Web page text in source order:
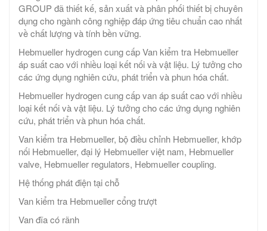
GROUP đã thiết kế, sản xuất và phân phối thiết bị chuyên
dụng cho ngành công nghiệp đáp ứng tiêu chuẩn cao nhất
về chất lượng và tính bền vững.
Hebmueller hydrogen cung cấp Van kiểm tra Hebmueller
áp suất cao với nhiều loại kết nối và vật liệu. Lý tưởng cho
các ứng dụng nghiên cứu, phát triển và phun hóa chất.
Hebmueller hydrogen cung cấp van áp suất cao với nhiều
loại kết nối và vật liệu. Lý tưởng cho các ứng dụng nghiên
cứu, phát triển và phun hóa chất.
Van kiểm tra Hebmueller, bộ điều chỉnh Hebmueller, khớp
nối Hebmueller, đại lý Hebmueller việt nam, Hebmueller
valve, Hebmueller regulators, Hebmueller coupling.
Hệ thống phát điện tại chỗ
Van kiểm tra Hebmueller cổng trượt
Van đĩa có rãnh